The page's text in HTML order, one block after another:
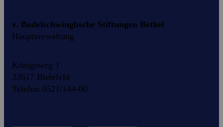
v. Bodelschwinghsche Stiftungen Bethel
Hauptverwaltung
Königsweg 1
33617 Bielefeld
Telefon 0521/144-00